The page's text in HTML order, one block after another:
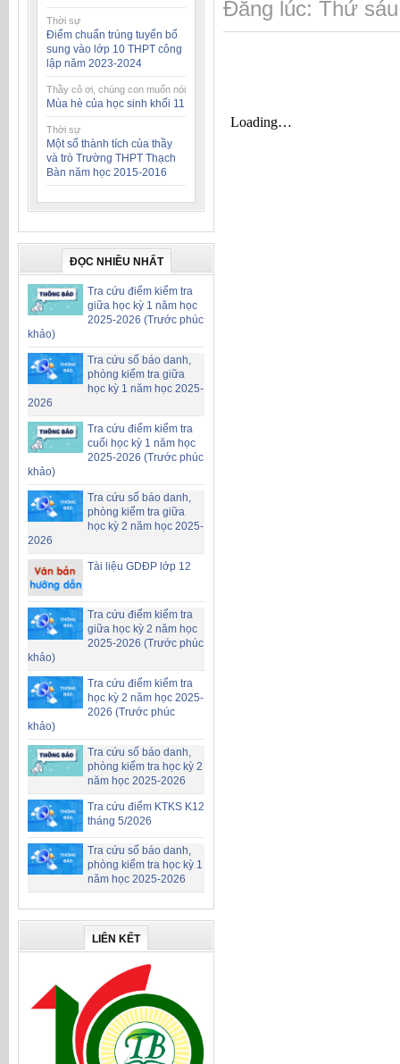
Thời sự
Điểm chuẩn trúng tuyển bổ
sung vào lớp 10 THPT công
lập năm 2023-2024
Thầy cô ơi, chúng con muốn nói
Mùa hè của học sinh khối 11
Thời sự
Một số thành tích của thầy
và trò Trường THPT Thạch
Bàn năm học 2015-2016
ĐỌC NHIỀU NHẤT
Tra cứu điểm kiểm tra
giữa học kỳ 1 năm học
2025-2026 (Trước phúc
khảo)
Tra cứu số báo danh,
phòng kiểm tra giữa
học kỳ 1 năm học 2025-
2026
Tra cứu điểm kiểm tra
cuối học kỳ 1 năm học
2025-2026 (Trước phúc
khảo)
Tra cứu số báo danh,
phòng kiểm tra giữa
học kỳ 2 năm học 2025-
2026
Tài liệu GDĐP lớp 12
Tra cứu điểm kiểm tra
giữa học kỳ 2 năm học
2025-2026 (Trước phúc
khảo)
Tra cứu điểm kiểm tra
học kỳ 2 năm học 2025-
2026 (Trước phúc
khảo)
Tra cứu số báo danh,
phòng kiểm tra học kỳ 2
năm học 2025-2026
Tra cứu điểm KTKS K12
tháng 5/2026
Tra cứu số báo danh,
phòng kiểm tra học kỳ 1
năm học 2025-2026
LIÊN KẾT
Đăng lúc: Thứ